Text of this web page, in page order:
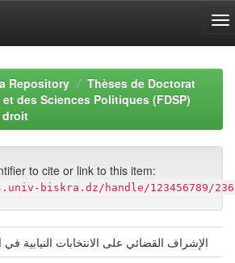
Repository
Thèses de Doctorat
des Sciences Politiques (FDSP)
droit
to cite or link to this item:
biskra.dz/handle/123456789/
الإشراف القضائي على الانتخابات النيابية في